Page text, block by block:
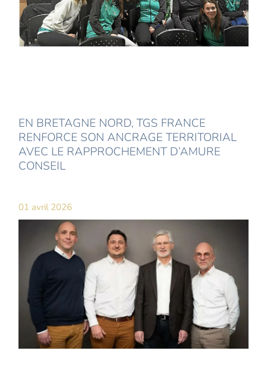
EN BRETAGNE NORD, TGS FRANCE
RENFORCE SON ANCRAGE TERRITORIAL
AVEC LE RAPPROCHEMENT D’AMURE
CONSEIL
01 avril 2026